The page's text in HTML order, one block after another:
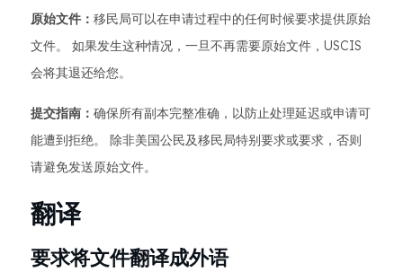
原始文件： 移民局可以在申请过程中的任何时候要求提供原始
文件。 如果发生这种情况，一旦不再需要原始文件，USCIS
会将其退还给您。
提交指南： 确保所有副本完整准确，以防止处理延迟或申请可
能遭到拒绝。 除非美国公民及移民局特别要求或要求，否则
请避免发送原始文件。
翻译
要求将文件翻译成外语